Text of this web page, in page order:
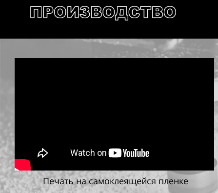
Печать на самоклеящейся пленке